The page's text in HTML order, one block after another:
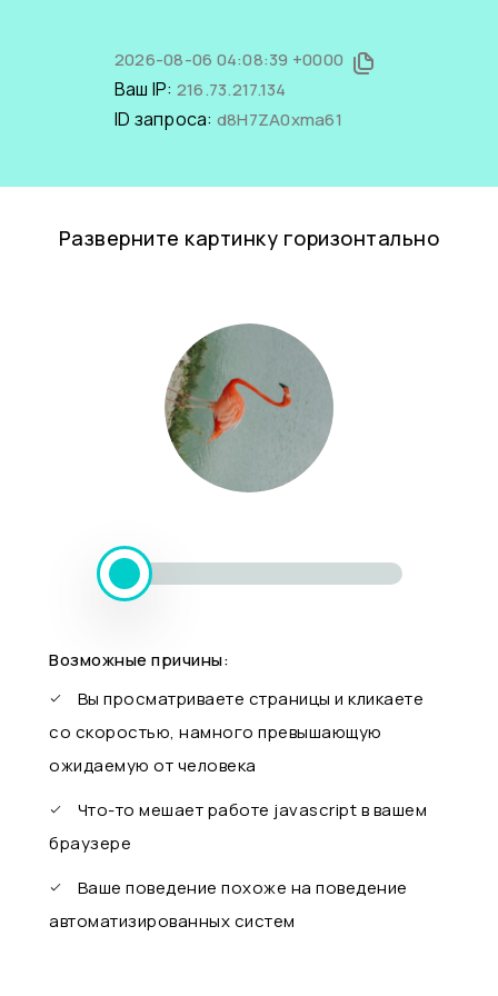
2026-08-06 04:08:39 +0000
Ваш IP: 216.73.217.134
ID запроса: d8H7ZA0xma61
Разверните картинку горизонтально
Возможные причины:
Вы просматриваете страницы и кликаете
со скоростью, намного превышающую
ожидаемую от человека
Что-то мешает работе javascript в вашем
браузере
Ваше поведение похоже на поведение
автоматизированных систем